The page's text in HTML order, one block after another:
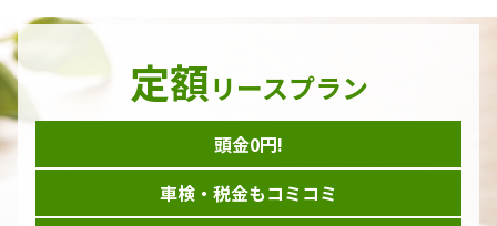
定額リースプラン
頭金0円!
車検・税金もコミコミ